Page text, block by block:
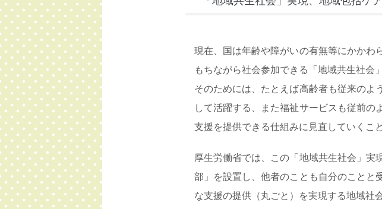
現在、国は年齢や障がいの有無等にかかわ
もちながら社会参加できる「地域共生社会
そのためには、たとえば高齢者も従来のよ
して活躍する、また福祉サービスも従前
支援を提供できる仕組みに見直していくこ
厚生労働省では、この「地域共生社会」実
部」を設置し、他者のことも自分のことと
な支援の提供（丸ごと）を実現する地域社